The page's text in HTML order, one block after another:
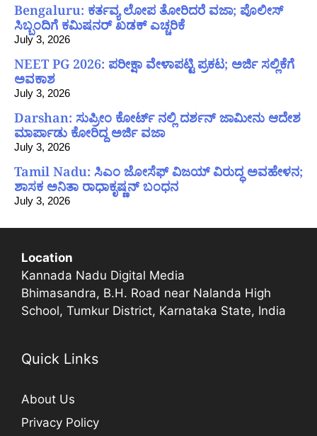
Bengaluru: ಕರ್ತವ್ಯ ಲೋಪ ತೋರಿದರೆ ವಜಾ; ಪೊಲೀಸ್
ಸಿಬ್ಬಂದಿಗೆ ಕಮಿಷನರ್ ಖಡಕ್ ಎಚ್ಚರಿಕೆ
July 3, 2026
NEET PG 2026: ಪರೀಕ್ಷಾ ವೇಳಾಪಟ್ಟಿ ಪ್ರಕಟ; ಅರ್ಜಿ ಸಲ್ಲಿಕೆಗೆ
ಅವಕಾಶ
July 3, 2026
Darshan: ಸುಪ್ರೀಂ ಕೋರ್ಟ್ ನಲ್ಲಿ ದರ್ಶನ್ ಜಾಮೀನು ಆದೇಶ
ಮಾರ್ಪಾಡು ಕೋರಿದ್ದ ಅರ್ಜಿ ವಜಾ
July 3, 2026
Tamil Nadu: ಸಿಎಂ ಜೋಸೆಫ್ ವಿಜಯ್ ವಿರುದ್ಧ ಅವಹೇಳನ;
ಶಾಸಕ ಅನಿತಾ ರಾಧಾಕೃಷ್ಣನ್ ಬಂಧನ
July 3, 2026
Location
Kannada Nadu Digital Media
Bhimasandra, B.H. Road near Nalanda High
School, Tumkur District, Karnataka State, India
Quick Links
About Us
Privacy Policy